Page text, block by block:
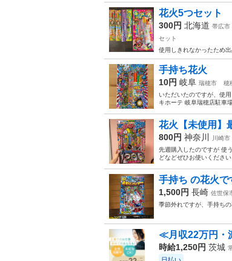
花火5つセット
300円 北海道 帯広市
セット
使用しきれなかったため出
手持ち花火
10円 岐阜 瑞穂市 穂
いただいたのですが、使
キホーテ 岐阜瑞穂店駐車
花火【未使用】
800円 神奈川 川崎市
先週購入したのですが 使
どなどぜひお使いくださ
手持ち の花火で
1,500円 長崎 佐世保
季節外れですが、手持ち
≪月収22万円・
時給1,250円 茨城
日払い